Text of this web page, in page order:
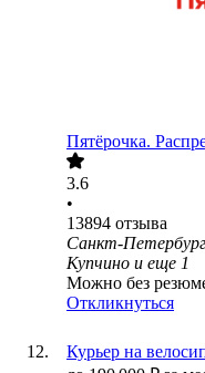
Пятёрочка.
3.6
•
13894 отзыва
Санкт-Петербург
Купчино и еще 1
Можно без
Откликнуться
Курьер на